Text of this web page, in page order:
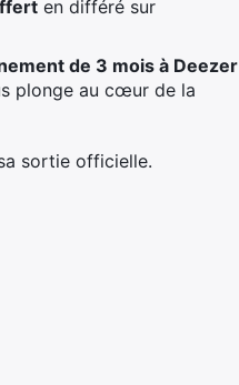
en différé sur
de 3 mois à Deezer
plonge au cœur de la
sortie officielle.